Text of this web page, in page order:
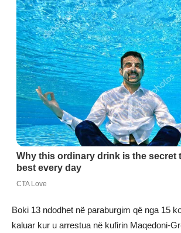
Boki 13 ndodhet në paraburgim që nga 15
kaluar kur u arrestua në kufirin Maqedoni-